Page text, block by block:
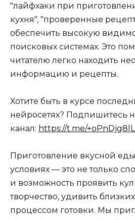
"лайфхаки при
кухня", "проверенные
обеспечить высокую
поисковых системах. Это
читателю легко находить
информацию и рецепты.
Хотите быть в курсе
нейросетях? Подпишитесь
канал: https://t.me/
Приготовление вкусной
условиях — это не только
и возможность проявить
творчество, удивить
процессом готовки. Мы